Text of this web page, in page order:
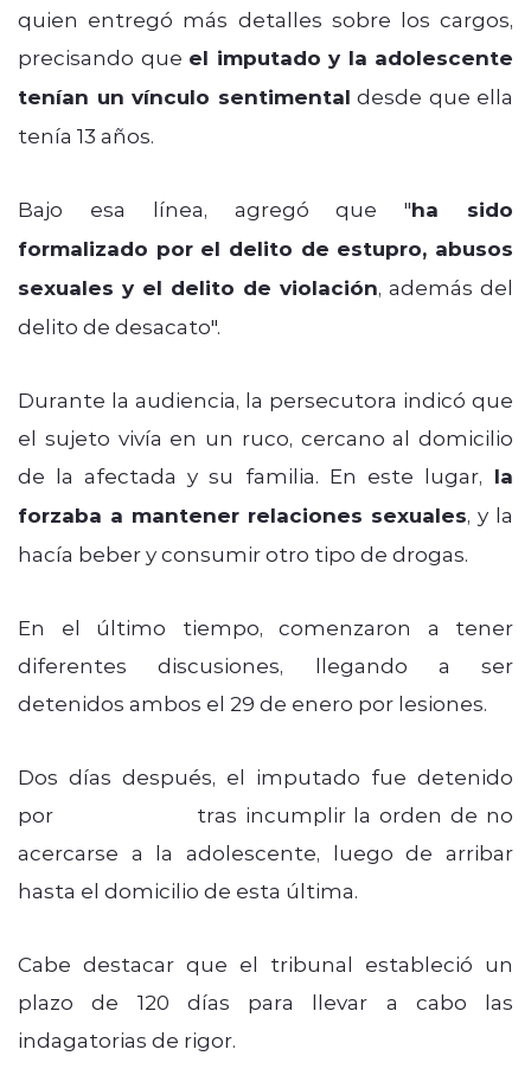
quien entregó más detalles sobre los cargos,
precisando que el imputado y la adolescente
tenían un vínculo sentimental desde que ella
tenía 13 años.
Bajo esa línea, agregó que "ha sido
formalizado por el delito de estupro, abusos
sexuales y el delito de violación, además del
delito de desacato".
Durante la audiencia, la persecutora indicó que
el sujeto vivía en un ruco, cercano al domicilio
de la afectada y su familia. En este lugar, la
forzaba a mantener relaciones sexuales, y la
hacía beber y consumir otro tipo de drogas.
En el último tiempo, comenzaron a tener
diferentes discusiones, llegando a ser
detenidos ambos el 29 de enero por lesiones.
Dos días después, el imputado fue detenido
por
tras incumplir la orden de no
acercarse a la adolescente, luego de arribar
hasta el domicilio de esta última.
Cabe destacar que el tribunal estableció un
plazo de 120 días para llevar a cabo las
indagatorias de rigor.